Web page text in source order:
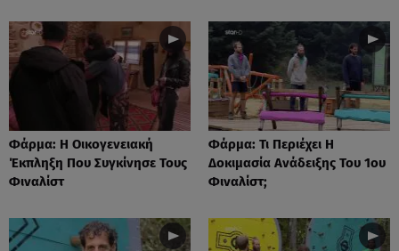
Φάρμα: Η Οικογενειακή
Έκπληξη Που Συγκίνησε Τους
Φιναλίστ
Φάρμα: Τι Περιέχει Η
Δοκιμασία Ανάδειξης Του 1ου
Φιναλίστ;